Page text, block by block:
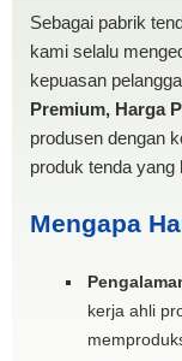
Sebagai pabrik
kami selalu
kepuasan
Premium, Harga
produsen dengan
produk tenda yang
Mengapa
kerja ahli